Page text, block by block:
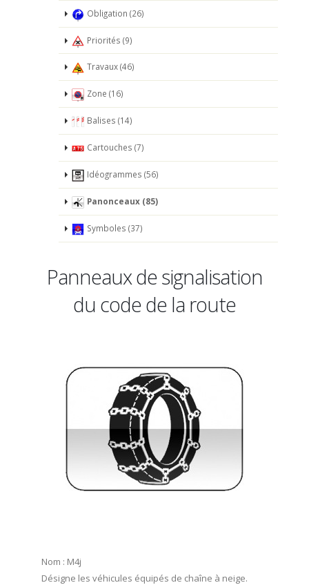
Obligation (26)
Priorités (9)
Travaux (46)
Zone (16)
Balises (14)
Cartouches (7)
Idéogrammes (56)
Panonceaux (85)
Symboles (37)
Panneaux de signalisation
du code de la route
Nom : M4j
Désigne les véhicules équipés de chaîne à neige.